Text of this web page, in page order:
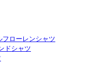
フローレンシャツ
ドシャツ